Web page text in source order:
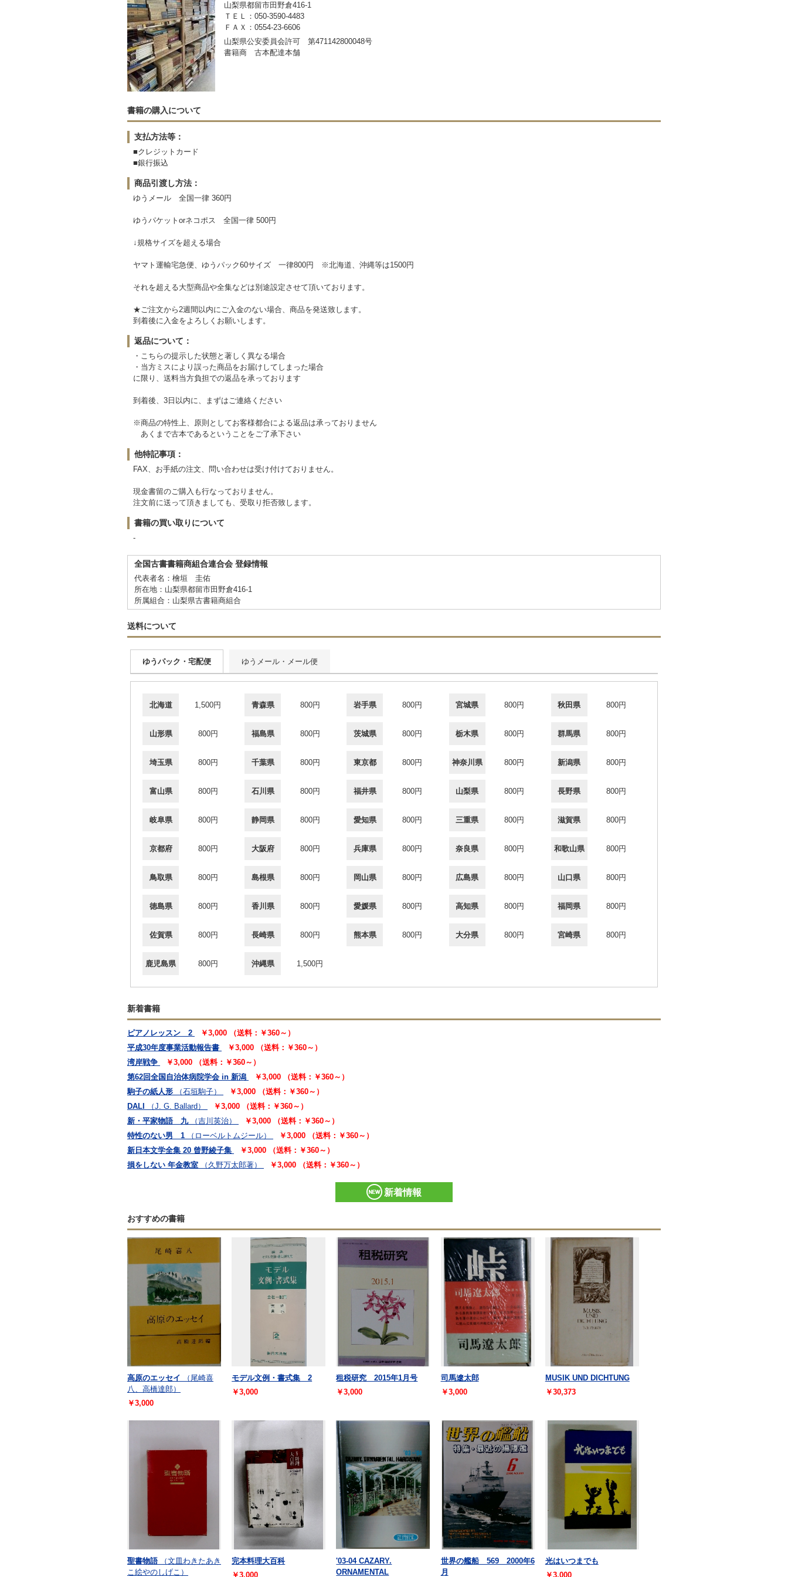
山梨県都留市田野倉416-1
ＴＥＬ：050-3590-4483
ＦＡＸ：0554-23-6606
山梨県公安委員会許可 第471142800048号
書籍商 古本配達本舗
書籍の購入について
支払方法等：
■クレジットカード
■銀行振込
商品引渡し方法：
ゆうメール 全国一律 360円
ゆうパケットorネコポス 全国一律 500円
↓規格サイズを超える場合
ヤマト運輸宅急便、ゆうパック60サイズ 一律800円 ※北海道、沖縄等は1500円
それを超える大型商品や全集などは別途設定させて頂いております。
★ご注文から2週間以内にご入金のない場合、商品を発送致します。
到着後に入金をよろしくお願いします。
返品について：
・こちらの提示した状態と著しく異なる場合
・当方ミスにより誤った商品をお届けしてしまった場合
に限り、送料当方負担での返品を承っております
到着後、3日以内に、まずはご連絡ください
※商品の特性上、原則としてお客様都合による返品は承っておりません
あくまで古本であるということをご了承下さい
他特記事項：
FAX、お手紙の注文、問い合わせは受け付けておりません。
現金書留のご購入も行なっておりません。
注文前に送って頂きましても、受取り拒否致します。
書籍の買い取りについて
-
全国古書書籍商組合連合会 登録情報
代表者名：檜垣 圭佑
所在地：山梨県都留市田野倉416-1
所属組合：山梨県古書籍商組合
送料について
ゆうパック・宅配便 ゆうメール・メール便
北海道 1,500円 青森県 800円 岩手県 800円 宮城県 800円 秋田県 800円
山形県 800円 福島県 800円 茨城県 800円 栃木県 800円 群馬県 800円
埼玉県 800円 千葉県 800円 東京都 800円 神奈川県 800円 新潟県 800円
富山県 800円 石川県 800円 福井県 800円 山梨県 800円 長野県 800円
岐阜県 800円 静岡県 800円 愛知県 800円 三重県 800円 滋賀県 800円
京都府 800円 大阪府 800円 兵庫県 800円 奈良県 800円 和歌山県 800円
鳥取県 800円 島根県 800円 岡山県 800円 広島県 800円 山口県 800円
徳島県 800円 香川県 800円 愛媛県 800円 高知県 800円 福岡県 800円
佐賀県 800円 長崎県 800円 熊本県 800円 大分県 800円 宮崎県 800円
鹿児島県 800円 沖縄県 1,500円
新着書籍
ピアノレッスン 2
￥3,000 （送料：￥360～）
平成30年度事業活動報告書
￥3,000 （送料：￥360～）
湾岸戦争
￥3,000 （送料：￥360～）
第62回全国自治体病院学会 in 新潟
￥3,000 （送料：￥360～）
駒子の紙人形
（石垣駒子）
￥3,000 （送料：￥360～）
DALI
（J. G. Ballard）
￥3,000 （送料：￥360～）
新・平家物語 九
（吉川英治）
￥3,000 （送料：￥360～）
特性のない男 1
（ローベルトムジール）
￥3,000 （送料：￥360～）
新日本文学全集 20 曾野綾子集
￥3,000 （送料：￥360～）
損をしない 年金教室
（久野万太郎著） ￥3,000 （送料：￥360～）
新着情報
おすすめの書籍
高原のエッセイ
（尾崎喜
八、高橋達郎）
￥3,000
モデル文例・書式集 2
￥3,000
租税研究 2015年1月号
￥3,000
司馬遼太郎
￥3,000
MUSIK UND DICHTUNG
￥30,373
聖書物語
（文皿わきたあき
こ絵やのしげこ）
完本料理大百科
￥3,000
'03-04 CAZARY.
ORNAMENTAL
世界の艦船 569 2000年6
月
光はいつまでも
￥3,000